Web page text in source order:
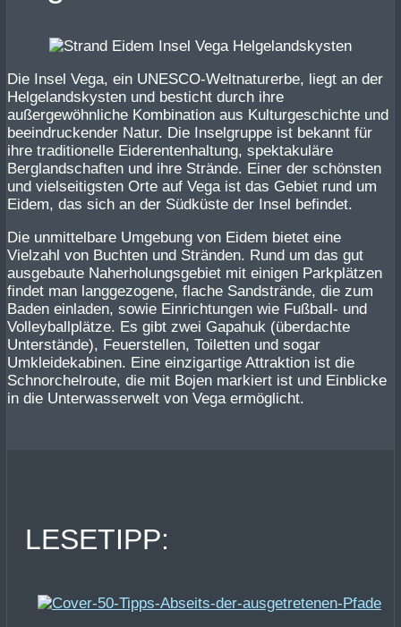
Die Insel Vega, ein UNESCO-Weltnaturerbe, liegt an der
Helgelandskysten und besticht durch ihre
außergewöhnliche Kombination aus Kulturgeschichte und
beeindruckender Natur. Die Inselgruppe ist bekannt für
ihre traditionelle Eiderentenhaltung, spektakuläre
Berglandschaften und ihre Strände. Einer der schönsten
und vielseitigsten Orte auf Vega ist das Gebiet rund um
Eidem, das sich an der Südküste der Insel befindet.
Die unmittelbare Umgebung von Eidem bietet eine
Vielzahl von Buchten und Stränden. Rund um das gut
ausgebaute Naherholungsgebiet mit einigen Parkplätzen
findet man langgezogene, flache Sandstrände, die zum
Baden einladen, sowie Einrichtungen wie Fußball- und
Volleyballplätze. Es gibt zwei Gapahuk (überdachte
Unterstände), Feuerstellen, Toiletten und sogar
Umkleidekabinen. Eine einzigartige Attraktion ist die
Schnorchelroute, die mit Bojen markiert ist und Einblicke
in die Unterwasserwelt von Vega ermöglicht.
LESETIPP: